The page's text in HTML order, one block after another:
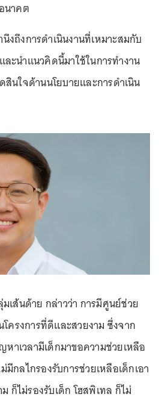
นาคต
งถึงการดำเนินงานที่เหมาะสมกับ
ะนำแนวคิดนี้มาใช้ในการทำงาน
นใจด้านนโยบายและการดำเนิน
เส้นด้าย กล่าวว่า การมีศูนย์ช่วย
ครงการที่ดีและสวยงาม ซึ่งจาก
าเวลามีเด็กมาขอความช่วยเหลือ
มีกลไกรองรับการช่วยเหลือเด็กเอา
ก็ไม่รองรับเด็ก โฮสพิเทล ก็ไม่